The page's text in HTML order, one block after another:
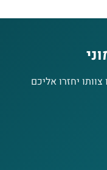
יחזרו אליכם